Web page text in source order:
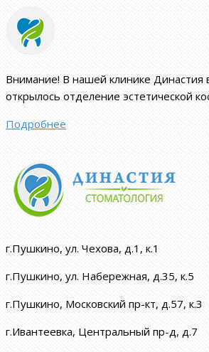
Внимание! В нашей клинике Династия
открылось отделение эстетической
Подробнее
г.Пушкино, ул. Чехова, д.1, к.1
г.Пушкино, ул. Набережная, д.35, к.5
г.Пушкино, Московский пр-кт, д.57, к.3
г.Ивантеевка, Центральный пр-д, д.7